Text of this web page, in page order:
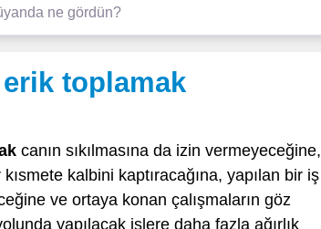
toplamak
canın sıkılmasına da izin vermeyeceğine,
kalbini kaptıracağına, yapılan bir iş
ve ortaya konan çalışmaların göz
yapılacak işlere daha fazla ağırlık